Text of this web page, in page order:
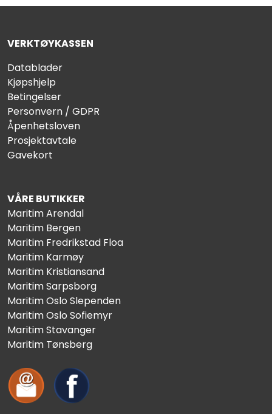
VERKTØYKASSEN
Datablader
Kjøpshjelp
Betingelser
Personvern / GDPR
Åpenhetsloven
Prosjektavtale
Gavekort
VÅRE BUTIKKER
Maritim Arendal
Maritim Bergen
Maritim Fredrikstad Floa
Maritim Karmøy
Maritim Kristiansand
Maritim Sarpsborg
Maritim Oslo Slependen
Maritim Oslo Sofiemyr
Maritim Stavanger
Maritim Tønsberg